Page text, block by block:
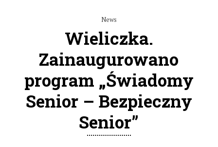
News
Wieliczka.
Zainaugurowano
program „Świadomy
Senior – Bezpieczny
Senior”